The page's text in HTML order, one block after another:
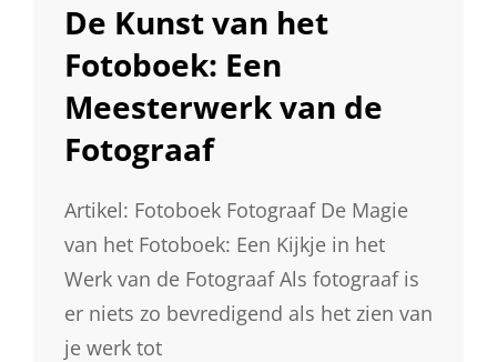
De Kunst van het
Fotoboek: Een
Meesterwerk van de
Fotograaf
Artikel: Fotoboek Fotograaf De Magie
van het Fotoboek: Een Kijkje in het
Werk van de Fotograaf Als fotograaf is
er niets zo bevredigend als het zien van
je werk tot